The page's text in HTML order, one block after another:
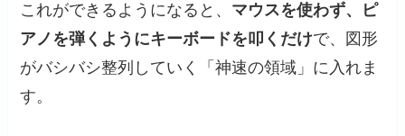
これができるようになると、 マウスを使わず、ピ
アノを弾くようにキーボードを叩くだけで、図形
がバシバシ整列していく「神速の領域」に入れま
す。